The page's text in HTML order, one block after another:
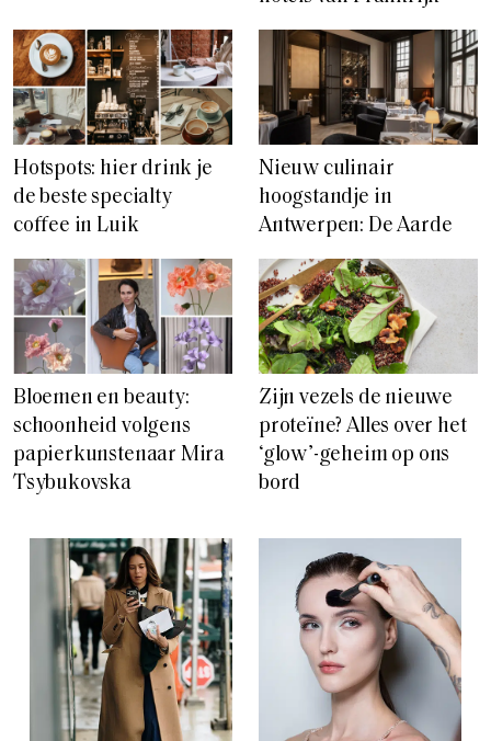
Hotspots: hier drink je
de beste specialty
coffee in Luik
Nieuw culinair
hoogstandje in
Antwerpen: De Aarde
Bloemen en beauty:
schoonheid volgens
papierkunstenaar Mira
Tsybukovska
Zijn vezels de nieuwe
proteïne? Alles over het
‘glow’-geheim op ons
bord